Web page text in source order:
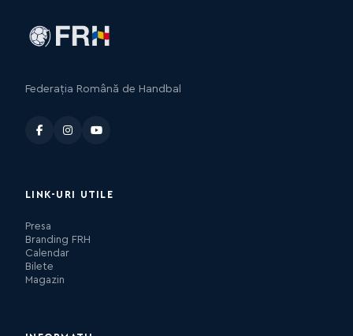
Federația Română de Handbal
LINK-URI UTILE
Presa
Branding FRH
Calendar
Bilete
Magazin